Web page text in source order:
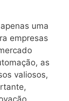
uma
empresas
as
valiosos,